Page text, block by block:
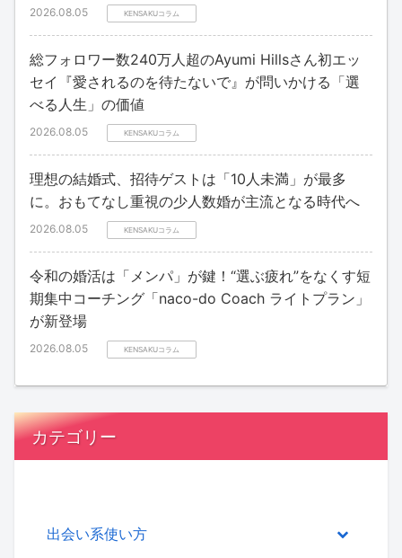
2026.08.05 KENSAKUコラム
総フォロワー数240万人超のAyumi Hillsさん初エッ
セイ『愛されるのを待たないで』が問いかける「選
べる人生」の価値
2026.08.05 KENSAKUコラム
理想の結婚式、招待ゲストは「10人未満」が最多
に。おもてなし重視の少人数婚が主流となる時代へ
2026.08.05 KENSAKUコラム
令和の婚活は「メンパ」が鍵！“選ぶ疲れ”をなくす短
期集中コーチング「naco-do Coach ライトプラン」
が新登場
2026.08.05 KENSAKUコラム
カテゴリー
出会い系使い方